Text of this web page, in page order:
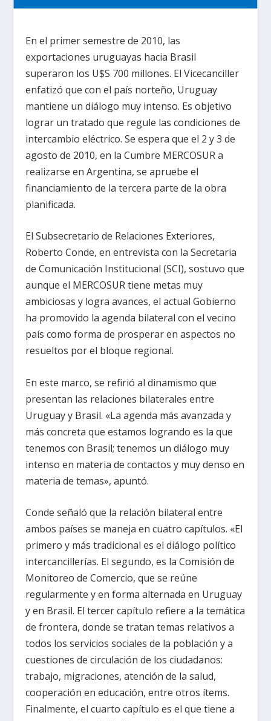
En el primer semestre de 2010, las
exportaciones uruguayas hacia Brasil
superaron los U$S 700 millones. El Vicecanciller
enfatizó que con el país norteño, Uruguay
mantiene un diálogo muy intenso. Es objetivo
lograr un tratado que regule las condiciones de
intercambio eléctrico. Se espera que el 2 y 3 de
agosto de 2010, en la Cumbre MERCOSUR a
realizarse en Argentina, se apruebe el
financiamiento de la tercera parte de la obra
planificada.
El Subsecretario de Relaciones Exteriores,
Roberto Conde, en entrevista con la Secretaria
de Comunicación Institucional (SCI), sostuvo que
aunque el MERCOSUR tiene metas muy
ambiciosas y logra avances, el actual Gobierno
ha promovido la agenda bilateral con el vecino
país como forma de prosperar en aspectos no
resueltos por el bloque regional.
En este marco, se refirió al dinamismo que
presentan las relaciones bilaterales entre
Uruguay y Brasil. «La agenda más avanzada y
más concreta que estamos logrando es la que
tenemos con Brasil; tenemos un diálogo muy
intenso en materia de contactos y muy denso en
materia de temas», apuntó.
Conde señaló que la relación bilateral entre
ambos países se maneja en cuatro capítulos. «El
primero y más tradicional es el diálogo político
intercancillerías. El segundo, es la Comisión de
Monitoreo de Comercio, que se reúne
regularmente y en forma alternada en Uruguay
y en Brasil. El tercer capítulo refiere a la temática
de frontera, donde se tratan temas relativos a
todos los servicios sociales de la población y a
cuestiones de circulación de los ciudadanos:
trabajo, migraciones, atención de la salud,
cooperación en educación, entre otros ítems.
Finalmente, el cuarto capítulo es el que tiene a